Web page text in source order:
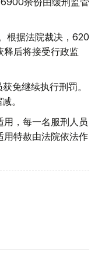
根据法院裁决，620
释后将接受行政监
免继续执行刑罚。
。
，每一名服刑人员
用特赦由法院依法作